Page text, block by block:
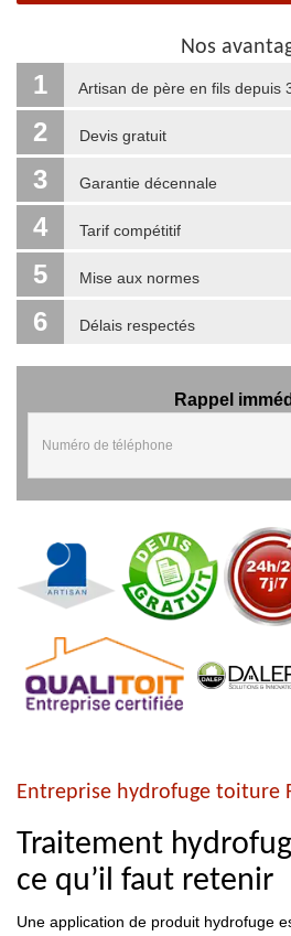
Nos
1 Artisan de père en fils depuis
2 Devis gratuit
3 Garantie décennale
4 Tarif compétitif
5 Mise aux normes
6 Délais respectés
Rappel
Entreprise hydrofuge toiture
Traitement
ce qu’il faut retenir
Une application de produit hydrofuge